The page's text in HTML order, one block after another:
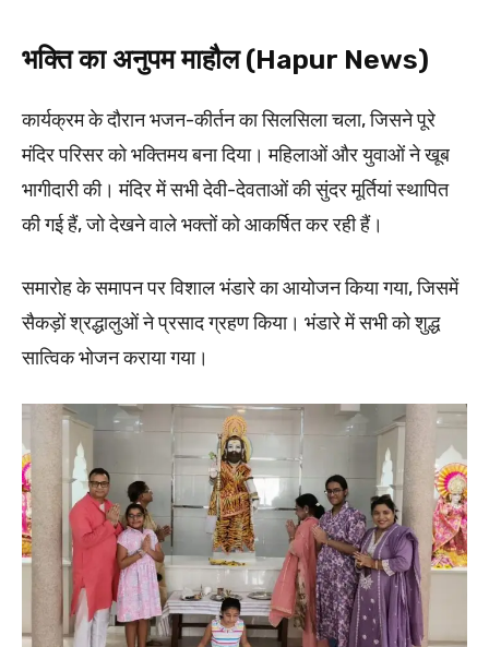
भक्ति का अनुपम माहौल (Hapur News)
कार्यक्रम के दौरान भजन-कीर्तन का सिलसिला चला, जिसने पूरे
मंदिर परिसर को भक्तिमय बना दिया। महिलाओं और युवाओं ने खूब
भागीदारी की। मंदिर में सभी देवी-देवताओं की सुंदर मूर्तियां स्थापित
की गई हैं, जो देखने वाले भक्तों को आकर्षित कर रही हैं।
समारोह के समापन पर विशाल भंडारे का आयोजन किया गया, जिसमें
सैकड़ों श्रद्धालुओं ने प्रसाद ग्रहण किया। भंडारे में सभी को शुद्ध
सात्विक भोजन कराया गया।